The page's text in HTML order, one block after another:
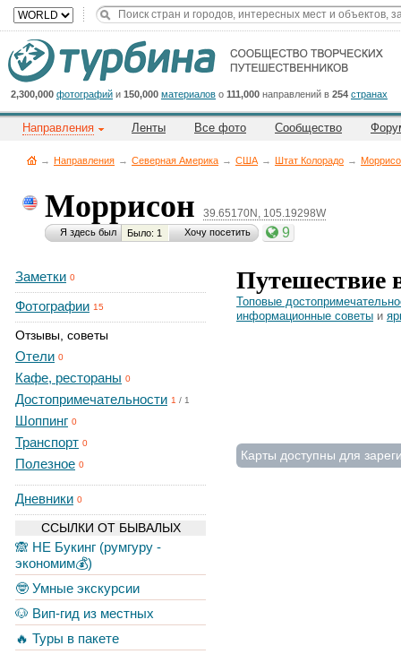
2,300,000 фотографий и 150,000 материалов о 111,000 направлений в 254 странах
Направления Ленты Все фото Сообщество
→ Направления → Северная Америка → CША → Штат Колорадо →
Моррисон 39.65170N, 105.19298W
Я здесь был Было: 1 Хочу посетить 9
Заметки 0
Фотографии 15
Отзывы, советы
Отели 0
Кафе, рестораны 0
Достопримечательности 1 / 1
Шоппинг 0
Транспорт 0
Полезное 0
Дневники 0
ССЫЛКИ ОТ БЫВАЛЫХ
🙈 НЕ Букинг (румгуру -
экономим💰)
🤓 Умные экскурсии
🐶 Вип-гид из местных
🔥 Туры в пакете
Путешествие
Топовые
информационные советы и
Карты доступны для
Cейчас
на
сайте:
Title
Button